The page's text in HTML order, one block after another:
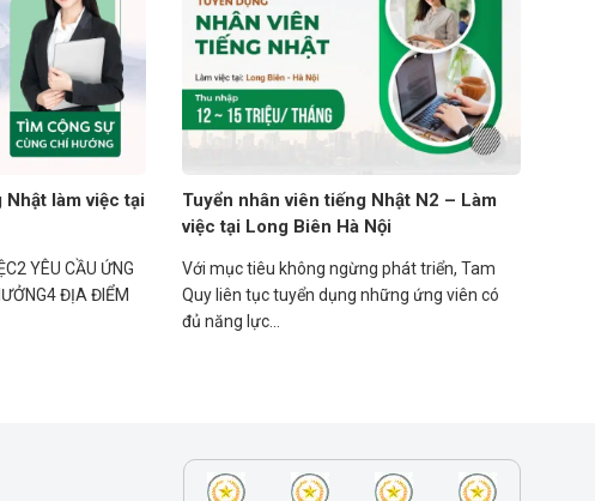
Nhật làm việc tại
YÊU CẦU ỨNG
ĐỊA ĐIỂM
Tuyển nhân viên tiếng Nhật N2 – Làm
việc tại Long Biên Hà Nội
Với mục tiêu không ngừng phát triển, Tam
Quy liên tục tuyển dụng những ứng viên có
đủ năng lực...